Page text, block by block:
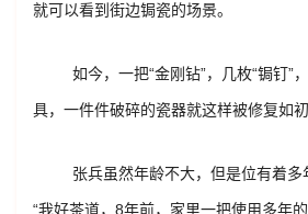
就可以看到街边锔瓷的场景。
如今，一把“金刚钻”，几枚“锔钉”
具，一件件破碎的瓷器就这样被修复如初
张兵虽然年龄不大，但是位有着多
“我好茶道，8年前，家里一把使用多年